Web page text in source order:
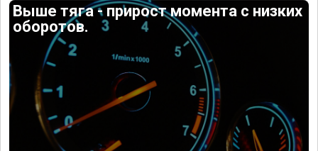
Выше тяга - прирост момента с низких
оборотов.